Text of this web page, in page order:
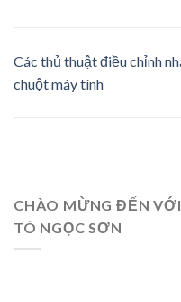
Các thủ thuật điều chỉnh
chuột máy tính
CHÀO MỪNG ĐẾN VỚI
TÔ NGỌC SƠN